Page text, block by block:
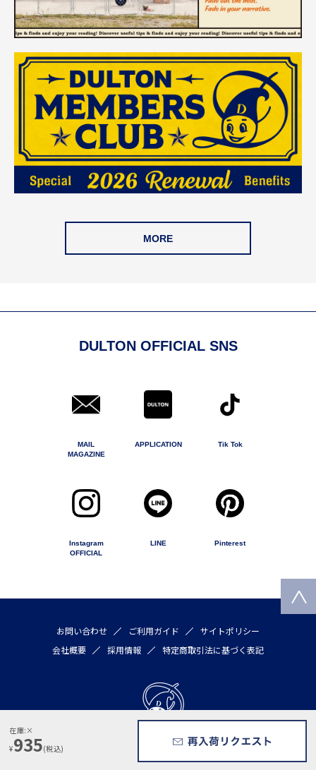
¥935(税込)
MORE
DULTON OFFICIAL SNS
MAIL
MAGAZINE
APPLICATION Tik Tok
Instagram
OFFICIAL
LINE Pinterest
お問い合わせ ご利用ガイド
サイトポリシー
会社概要
採用情報 特定商取引法に基づく表記
Copyright © 2020 by DULTON COMPANY LIMITED All rights reserved